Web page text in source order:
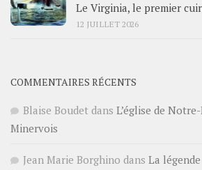
Le Virginia, le premier
12 JUILLET 2026
COMMENTAIRES RÉCENTS
Blaise Boudet dans L’église de
Minervois
Jean Marie Borghino dans La